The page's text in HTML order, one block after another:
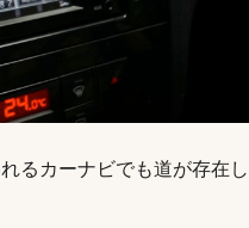
るカーナビでも道が存在し